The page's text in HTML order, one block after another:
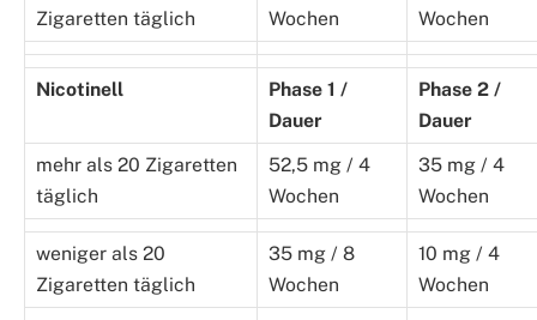
Zigaretten täglich
Wochen
Wochen
Nicotinell
Phase 1 /
Dauer
Phase 2 /
Dauer
mehr als 20 Zigaretten
täglich
52,5 mg / 4
Wochen
35 mg / 4
Wochen
weniger als 20
Zigaretten täglich
35 mg / 8
Wochen
10 mg / 4
Wochen